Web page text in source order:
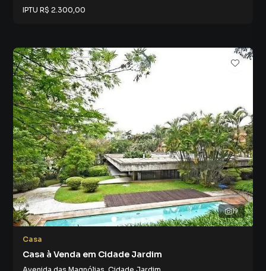
IPTU R$ 2.300,00
19
Casa
Casa à Venda em Cidade Jardim